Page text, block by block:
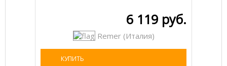
6 119 руб.
Remer (Италия)
КУПИТЬ